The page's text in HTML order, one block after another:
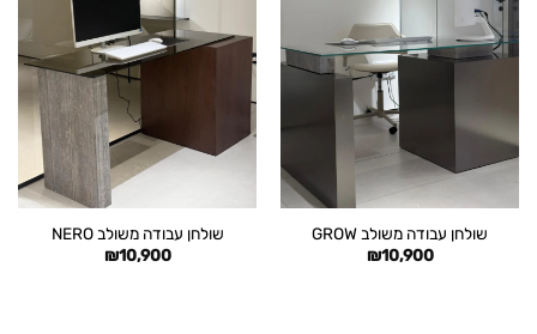
שולחן עבודה משולב GROW
₪10,900
שולחן עבודה משולב NERO
₪10,900